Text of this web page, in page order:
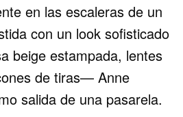
en las escaleras de un
con un look sofisticado
beige estampada, lentes
de tiras— Anne
salida de una pasarela.